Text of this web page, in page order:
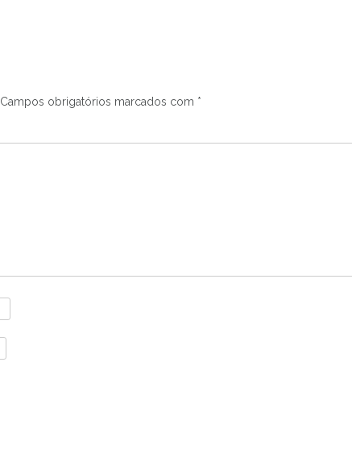
Campos obrigatórios marcados com *